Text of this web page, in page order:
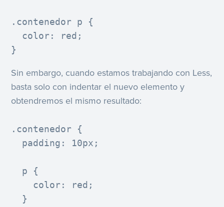
.contenedor p {
  color: red;
}
Sin embargo, cuando estamos trabajando con Less,
basta solo con indentar el nuevo elemento y
obtendremos el mismo resultado:
.contenedor {
  padding: 10px;
  p {
    color: red;
  }